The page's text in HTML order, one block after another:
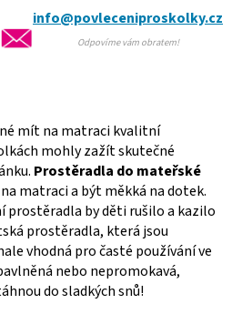
ý
p
info@povleceniproskolky.cz
Odpovíme vám obratem!
mít na matraci kvalitní
mohly zažít skutečné
Prostěradla do mateřské
matraci a být měkká na dotek.
prostěradla by děti rušilo a kazilo
prostěradla, která jsou
vhodná pro časté používání ve
nebo nepromokavá,
do sladkých snů!